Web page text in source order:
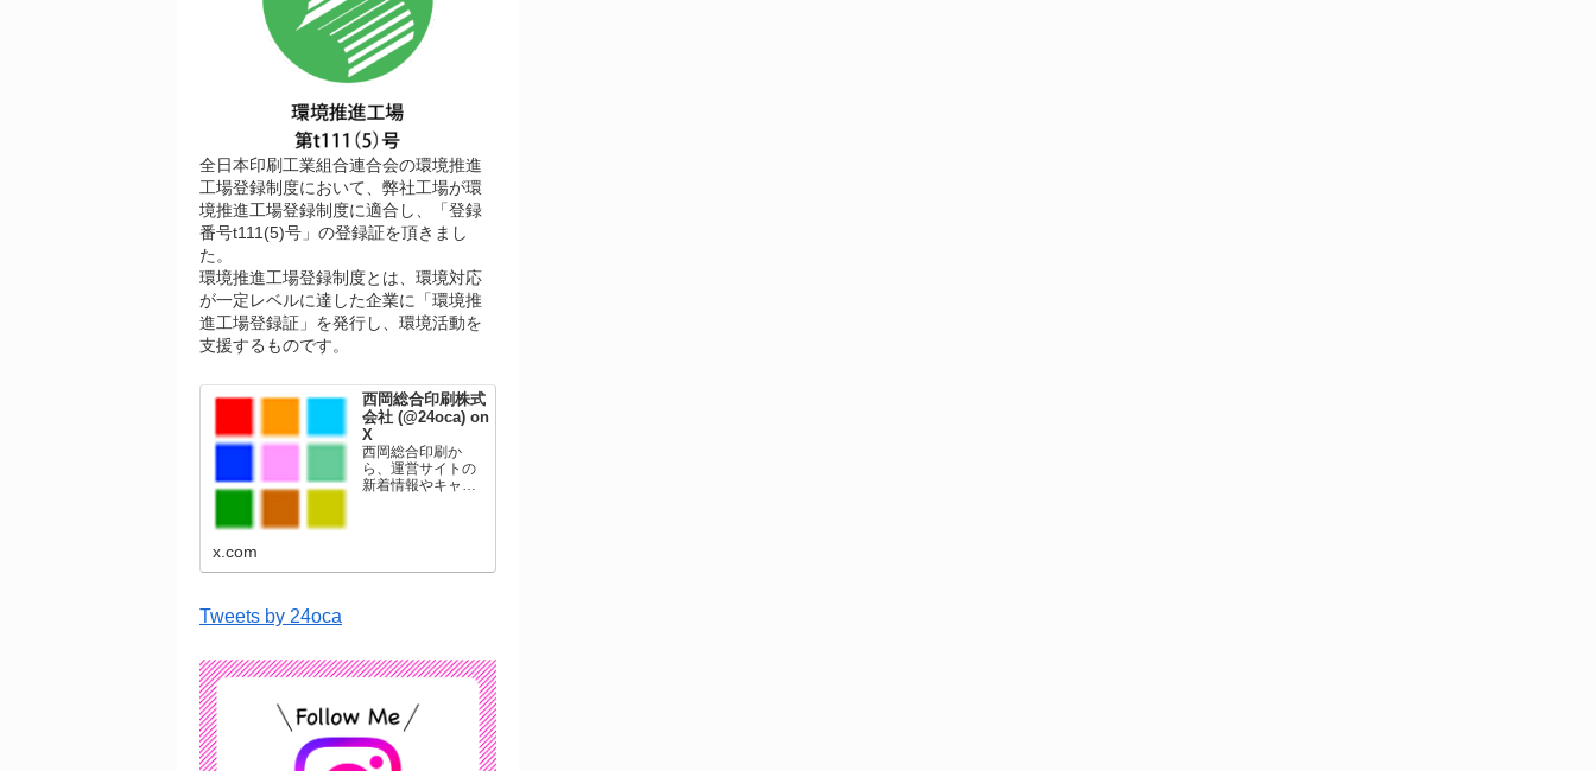
全日本印刷工業組合連合会の環境推進
工場登録制度において、弊社工場が環
境推進工場登録制度に適合し、「登録
番号t111(5)号」の登録証を頂きまし
た。
環境推進工場登録制度とは、環境対応
が一定レベルに達した企業に「環境推
進工場登録証」を発行し、環境活動を
支援するものです。
西岡総合印刷株式
会社 (@24oca) on
X
西岡総合印刷か
ら、運営サイトの
新着情報やキャン
ています。
x.com
Tweets by 24oca